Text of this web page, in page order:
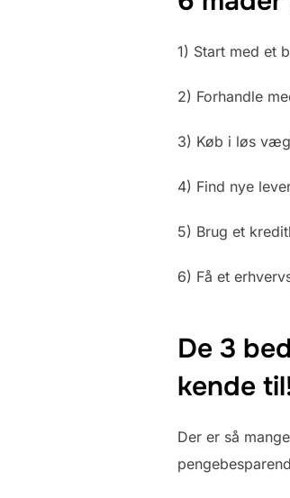
1) Start med et
2) Forhandle
3) Køb i løs
4) Find nye
5) Brug et
6) Få et
De 3
kende
Der er så